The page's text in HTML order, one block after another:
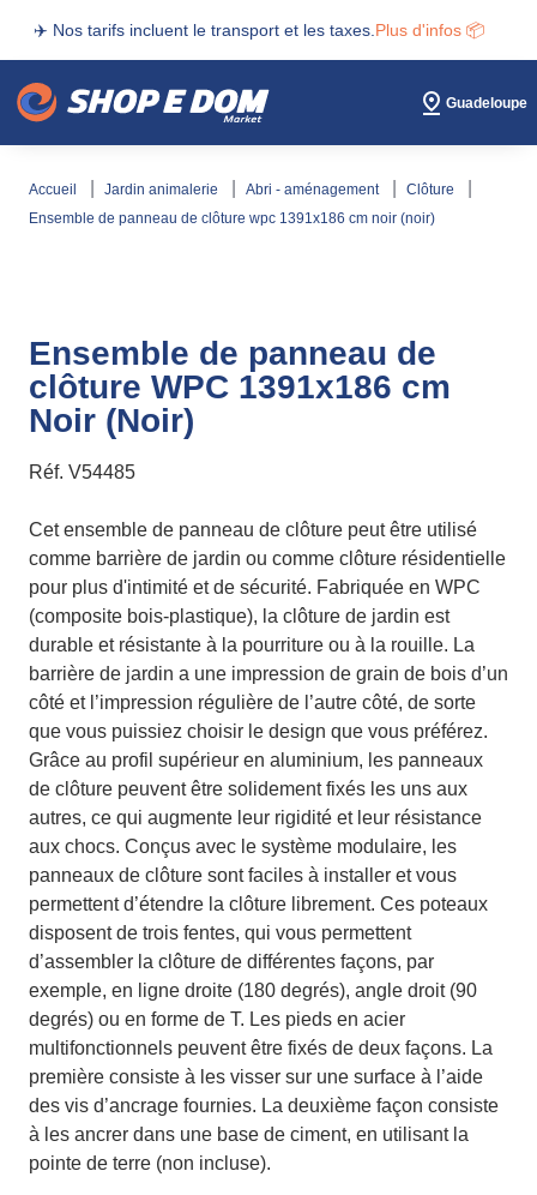
✈️ Nos tarifs incluent le transport et les taxes. Plus d'infos 📦
Guadeloupe
accueil jardin animalerie abri - aménagement
clôture
ensemble de panneau de clôture wpc 1391x186 cm noir (noir)
Ensemble de panneau de
clôture WPC 1391x186 cm
Noir (Noir)
Réf. V54485
Cet ensemble de panneau de clôture peut être utilisé
comme barrière de jardin ou comme clôture résidentielle
pour plus d'intimité et de sécurité. Fabriquée en WPC
(composite bois-plastique), la clôture de jardin est
durable et résistante à la pourriture ou à la rouille. La
barrière de jardin a une impression de grain de bois d’un
côté et l’impression régulière de l’autre côté, de sorte
que vous puissiez choisir le design que vous préférez.
Grâce au profil supérieur en aluminium, les panneaux
de clôture peuvent être solidement fixés les uns aux
autres, ce qui augmente leur rigidité et leur résistance
aux chocs. Conçus avec le système modulaire, les
panneaux de clôture sont faciles à installer et vous
permettent d’étendre la clôture librement. Ces poteaux
disposent de trois fentes, qui vous permettent
d’assembler la clôture de différentes façons, par
exemple, en ligne droite (180 degrés), angle droit (90
degrés) ou en forme de T. Les pieds en acier
multifonctionnels peuvent être fixés de deux façons. La
première consiste à les visser sur une surface à l’aide
des vis d’ancrage fournies. La deuxième façon consiste
à les ancrer dans une base de ciment, en utilisant la
pointe de terre (non incluse).